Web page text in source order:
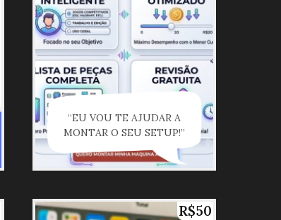
“EU VOU TE AJUDAR A
MONTAR O SEU SETUP!”
R$50